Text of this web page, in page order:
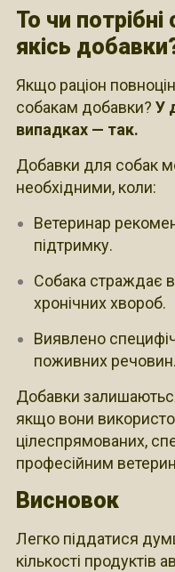
То чи
якісь
Якщо раціон
собакам добавки? У
випадках — так.
Добавки для собак
необхідними, коли:
Ветеринар
підтримку.
Собака страждає
хронічних хвороб.
Виявлено
поживних речовин.
Добавки
якщо вони
цілеспрямованих,
професійним
Висновок
Легко піддатися
кількості продуктів